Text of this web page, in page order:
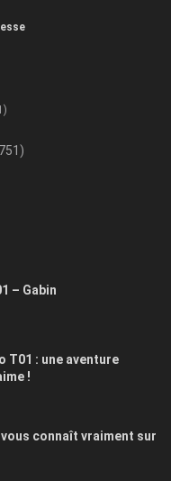
– Gabin
T01 : une aventure
!
connaît vraiment sur